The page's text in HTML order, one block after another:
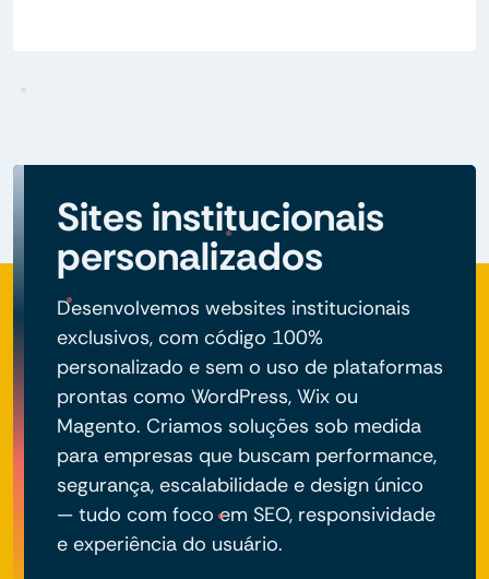
Sites institucionais
personalizados
Desenvolvemos websites institucionais
exclusivos, com código 100%
personalizado e sem o uso de plataformas
prontas como WordPress, Wix ou
Magento. Criamos soluções sob medida
para empresas que buscam performance,
segurança, escalabilidade e design único
— tudo com foco em SEO, responsividade
e experiência do usuário.